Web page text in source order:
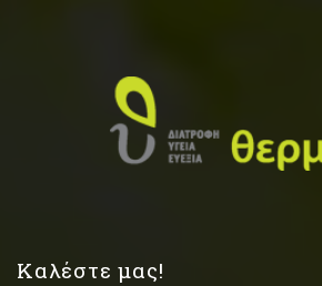
Καλέστε μας!